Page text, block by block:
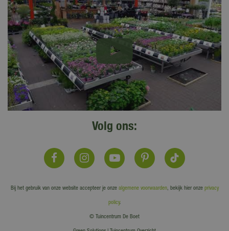
Volg ons:
Bij het gebruik van onze website accepteer je onze algemene voorwaarden, bekijk hier onze privacy
policy.
© Tuincentrum De Boet